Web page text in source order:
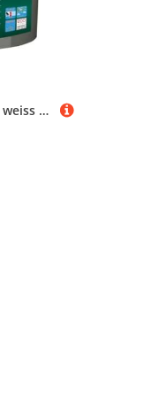
LUCITE MultiResist pro, weiss 12L - Wand- und Deckenfarbe Anti Schimmel Farbe